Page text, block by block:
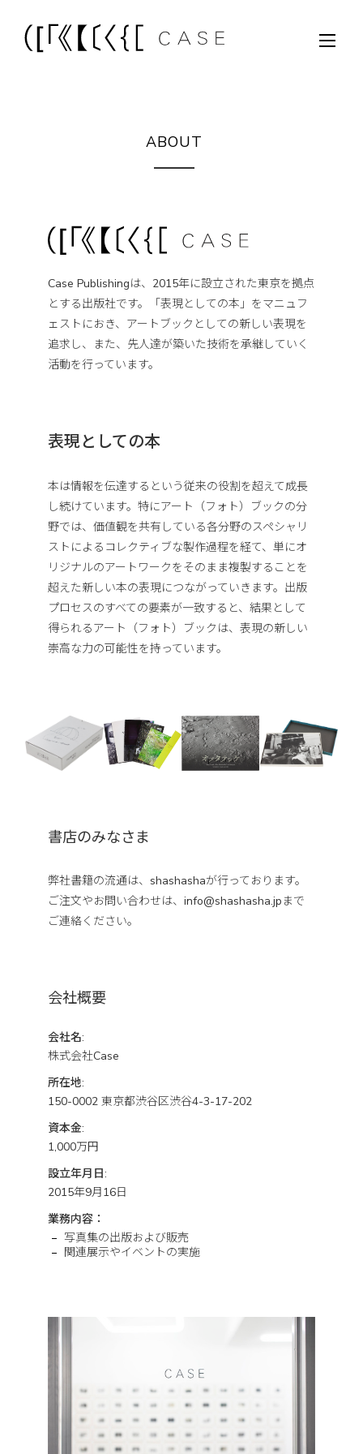
ABOUT
Case Publishingは、2015年に設立された東京を拠点
とする出版社です。「表現としての本」をマニュフ
ェストにおき、アートブックとしての新しい表現を
追求し、また、先人達が築いた技術を承継していく
活動を行っています。
表現としての本
本は情報を伝達するという従来の役割を超えて成長
し続けています。特にアート（フォト）ブックの分
野では、価値観を共有している各分野のスペシャリ
ストによるコレクティブな製作過程を経て、単にオ
リジナルのアートワークをそのまま複製することを
超えた新しい本の表現につながっていきます。出版
プロセスのすべての要素が一致すると、結果として
得られるアート（フォト）ブックは、表現の新しい
崇高な力の可能性を持っています。
書店のみなさま
弊社書籍の流通は、shashashaが行っております。
ご注文やお問い合わせは、info@shashasha.jp まで
ご連絡ください。
会社概要
会社名:
株式会社Case
所在地:
150-0002 東京都渋谷区渋谷4-3-17-202
資本金:
1,000万円
設立年月日:
2015年9月16日
業務内容：
写真集の出版および販売
関連展示やイベントの実施